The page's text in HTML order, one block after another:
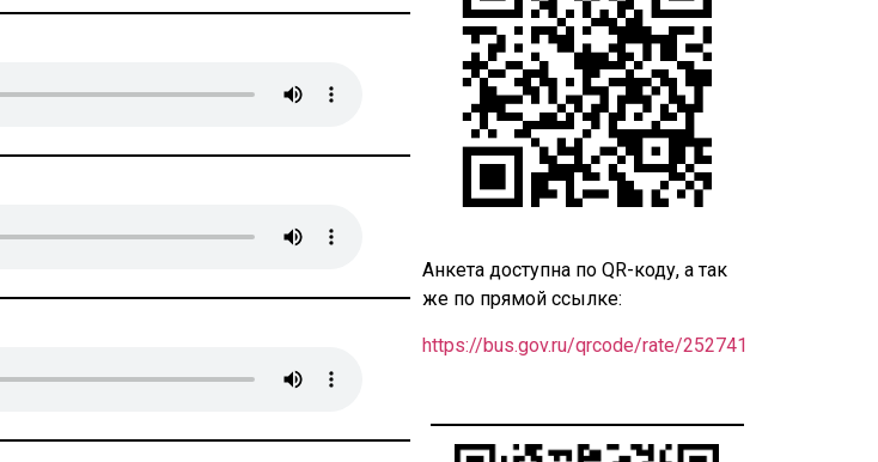
Анкета доступна по QR-коду, а так
же по прямой ссылке:
https://bus.gov.ru/qrcode/rate/252741